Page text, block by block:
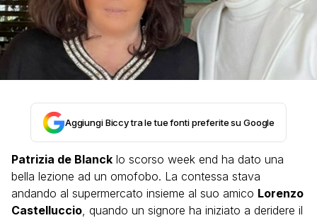
Aggiungi Biccy tra le tue fonti preferite su Google
Patrizia de Blanck lo scorso week end ha dato una
bella lezione ad un omofobo. La contessa stava
andando al supermercato insieme al suo amico Lorenzo
Castelluccio, quando un signore ha iniziato a deridere il